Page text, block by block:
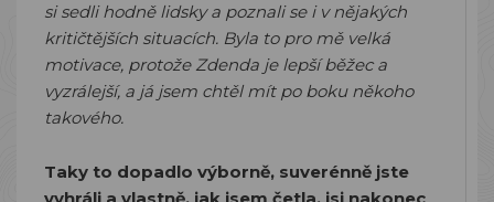
si sedli hodně lidsky a poznali se i v nějakých
kritičtějších situacích. Byla to pro mě velká
motivace, protože Zdenda je lepší běžec a
vyzrálejší, a já jsem chtěl mít po boku někoho
takového.
Taky to dopadlo výborně, suverénně jste